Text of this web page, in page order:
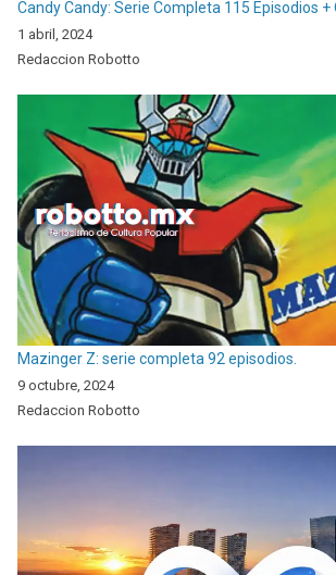
Candy Candy: Serie Completa 115 Episodios +
1 abril, 2024
Redaccion Robotto
Mazinger Z: serie completa 92 episodios.
9 octubre, 2024
Redaccion Robotto